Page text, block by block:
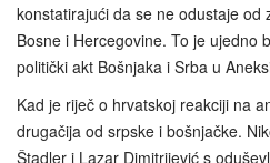
konstatirajući da se ne odustaje od
Bosne i Hercegovine. To je ujedno
politički akt Bošnjaka i Srba u
Kad je riječ o hrvatskoj reakciji na
drugačija od srpske i bošnjačke.
Štadler i Lazar Dimitrijević s